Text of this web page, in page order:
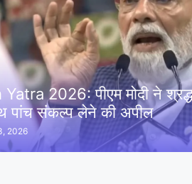
2026: पीएम मोदी ने
पांच संकल्प लेने की अपील
2026